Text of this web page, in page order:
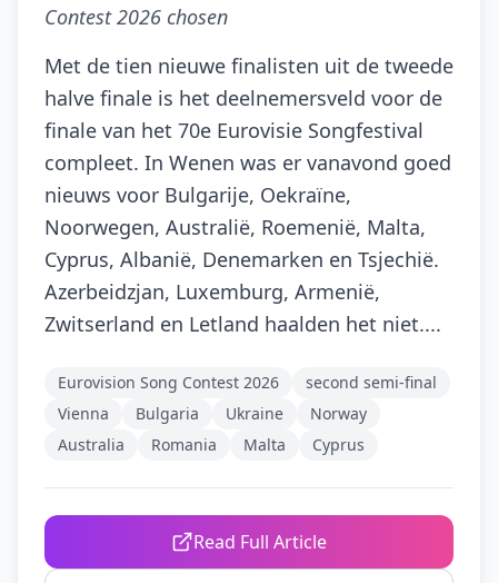
Contest 2026 chosen
Met de tien nieuwe finalisten uit de tweede
halve finale is het deelnemersveld voor de
finale van het 70e Eurovisie Songfestival
compleet. In Wenen was er vanavond goed
nieuws voor Bulgarije, Oekraïne,
Noorwegen, Australië, Roemenië, Malta,
Cyprus, Albanië, Denemarken en Tsjechië.
Azerbeidzjan, Luxemburg, Armenië,
Zwitserland en Letland haalden het niet....
Eurovision Song Contest 2026
second semi-final
Vienna
Bulgaria Ukraine
Norway
Australia
Romania Malta Cyprus
Read Full Article